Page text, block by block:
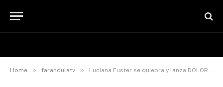
Home » farandulatv » Luciana Fuster se quiebra y lanza DOLOROSO mensaje ¿confirmando distanciamiento con Patricio Parodi?